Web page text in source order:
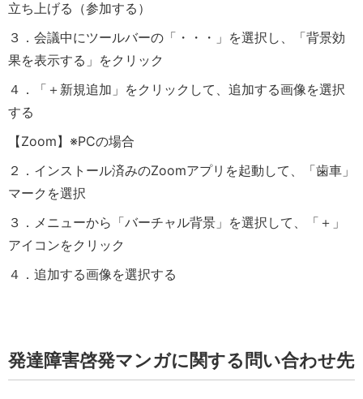
立ち上げる（参加する）
３．会議中にツールバーの「・・・」を選択し、「背景効
果を表示する」をクリック
４．「＋新規追加」をクリックして、追加する画像を選択
する
【Zoom】※PCの場合
２．インストール済みのZoomアプリを起動して、「歯車」
マークを選択
３．メニューから「バーチャル背景」を選択して、「＋」
アイコンをクリック
４．追加する画像を選択する
発達障害啓発マンガに関する問い合わせ先